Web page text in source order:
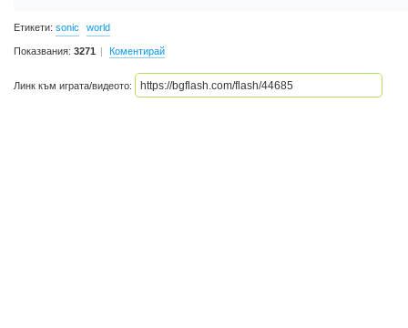
Етикети: sonic world
Показвания: 3271 Коментирай
Линк към играта/видеото: